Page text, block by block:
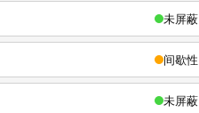
未屏蔽
间歇性
未屏蔽